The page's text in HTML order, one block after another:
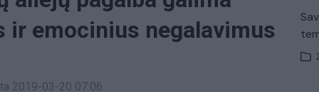
ir emocinius negalavimus
2019-03-20 07:06